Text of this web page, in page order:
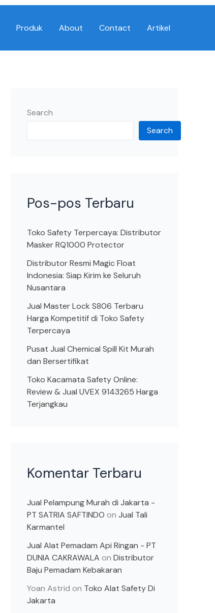
Produk About Contact Artikel
Search
Search
Pos-pos Terbaru
Toko Safety Terpercaya: Distributor
Masker RQ1000 Protector
Distributor Resmi Magic Float
Indonesia: Siap Kirim ke Seluruh
Nusantara
Jual Master Lock S806 Terbaru
Harga Kompetitif di Toko Safety
Terpercaya
Pusat Jual Chemical Spill Kit Murah
dan Bersertifikat
Toko Kacamata Safety Online:
Review & Jual UVEX 9143265 Harga
Terjangkau
Komentar Terbaru
Jual Pelampung Murah di Jakarta -
PT SATRIA SAFTINDO on Jual Tali
Karmantel
Jual Alat Pemadam Api Ringan - PT
DUNIA CAKRAWALA on Distributor
Baju Pemadam Kebakaran
Yoan Astrid on Toko Alat Safety Di
Jakarta